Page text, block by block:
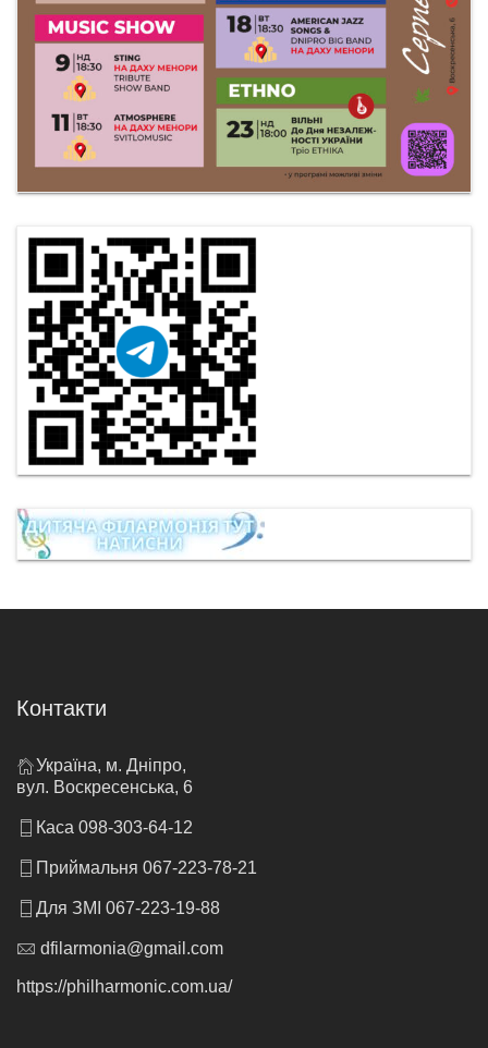
Контакти
Україна, м. Дніпро,
вул. Воскресенська, 6
Каса 098-303-64-12
Приймальня 067-223-78-21
Для ЗМІ 067-223-19-88
dfilarmonia@gmail.com
https://philharmonic.com.ua/